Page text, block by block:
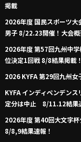
掲載
2026年度 国民スポーツ大
男子 8/22.23開催！大会概
2026年度 第57回九州中
位決定1回戦 8/8結果掲載
2026 KYFA 第29回九州女
KYFA インディペンデン
定分は中止 8/11.12結果
2026年度 第40回大文字
8/8,9結果速報！